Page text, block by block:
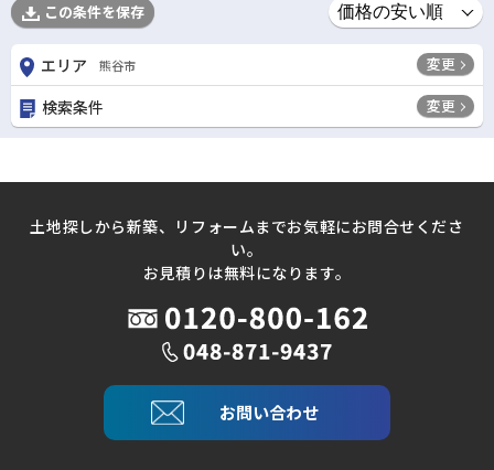
この条件を保存
エリア 熊谷市 変更
検索条件 変更
土地探しから新築、リフォームまでお気軽にお問合せくださ
い。
お見積りは無料になります。
お問い合わせ